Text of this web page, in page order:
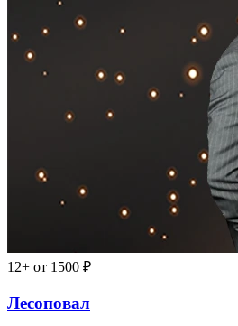
от 3500 ₽
Ты где-то рядом
Зимний театр